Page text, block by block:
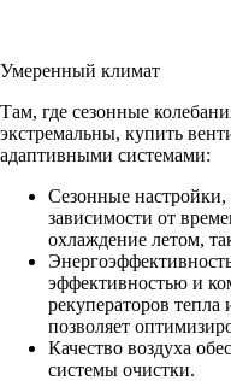
Умеренный климат
Там, где сезонные
экстремальны, купить
адаптивными системами:
Сезонные
зависимости от
охлаждение летом,
эффективностью и
рекуператоров
позволяет
Качество воздуха
системы очистки.